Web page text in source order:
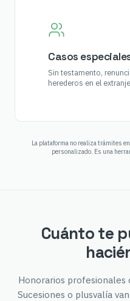
Casos
Sin testamento,
herederos en el
La plataforma no realiza trámites
personalizado. Es una
Cuánto te
Honorarios
Sucesiones o plusvalía